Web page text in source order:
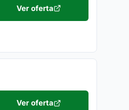
Ver oferta
Ver oferta